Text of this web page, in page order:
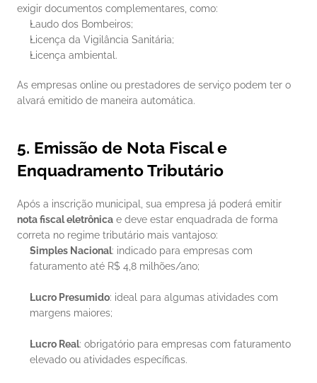
exigir documentos complementares, como:
Laudo dos Bombeiros;
Licença da Vigilância Sanitária;
Licença ambiental.
As empresas online ou prestadores de serviço podem ter o
alvará emitido de maneira automática.
5. Emissão de Nota Fiscal e
Enquadramento Tributário
nota fiscal eletrônica e deve estar enquadrada de forma
correta no regime tributário mais vantajoso:
Simples Nacional: indicado para empresas com
faturamento até R$ 4,8 milhões/ano;
Lucro Presumido: ideal para algumas atividades com
margens maiores;
Lucro Real: obrigatório para empresas com faturamento
elevado ou atividades específicas.